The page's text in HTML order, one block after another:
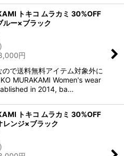
トキコ ムラカミ 30%OFF
ルー×ブラック
)
円
で送料無料アイテム対象外に
MURAKAMI Women's wear
in 2014, ba…
トキコ ムラカミ 30%OFF
レンジ×ブラック
)